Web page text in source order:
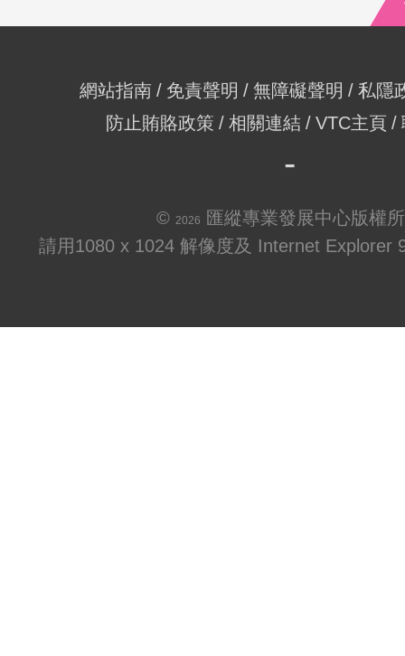
網站指南 免責聲明 無障礙聲明
私隱
防止賄賂政策
相關連結 VTC主頁
© 2026
匯縱專業發展中心版權
請用1080 x 1024 解像度及 Internet Explorer